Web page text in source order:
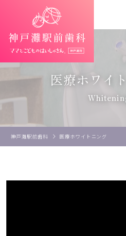
医療ホワイ
神戸灘駅前歯科 医療ホワイトニング